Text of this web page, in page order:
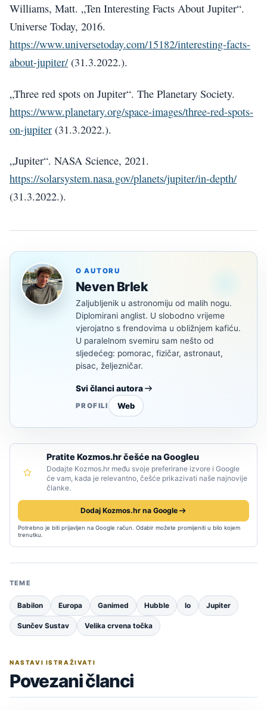
Williams, Matt. „Ten Interesting Facts About Jupiter“.
Universe Today, 2016.
https://www.universetoday.com/15182/interesting-facts-
about-jupiter/ (31.3.2022.).
„Three red spots on Jupiter“. The Planetary Society.
https://www.planetary.org/space-images/three-red-spots-
on-jupiter (31.3.2022.).
„Jupiter“. NASA Science, 2021.
https://solarsystem.nasa.gov/planets/jupiter/in-depth/
(31.3.2022.).
O AUTORU
Neven Brlek
Zaljubljenik u astronomiju od malih nogu.
Diplomirani anglist. U slobodno vrijeme
vjerojatno s frendovima u obližnjem kafiću.
U paralelnom svemiru sam nešto od
sljedećeg: pomorac, fizičar, astronaut,
pisac, željezničar.
Svi članci autora
PROFILI Web
Pratite Kozmos.hr češće na Googleu
Dodajte Kozmos.hr među svoje preferirane izvore i Google
će vam, kada je relevantno, češće prikazivati naše najnovije
članke.
Dodaj Kozmos.hr na Google
Potrebno je biti prijavljen na Google račun. Odabir možete promijeniti u bilo kojem
trenutku.
TEME
Babilon Europa Ganimed Hubble Io Jupiter
Sunčev Sustav Velika crvena točka
NASTAVI ISTRAŽIVATI
Povezani članci